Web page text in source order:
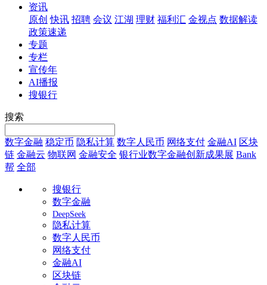
资讯
原创 快讯 招聘 会议 江湖 理财 福利汇 金视点 数据解读
政策速递
专题
专栏
宣传年
AI播报
搜银行
搜索
数字金融 稳定币 隐私计算 数字人民币 网络支付 金融AI 区块
链 金融云 物联网 金融安全 银行业数字金融创新成果展 Bank
帮 全部
搜银行
数字金融
DeepSeek
隐私计算
数字人民币
网络支付
金融AI
区块链